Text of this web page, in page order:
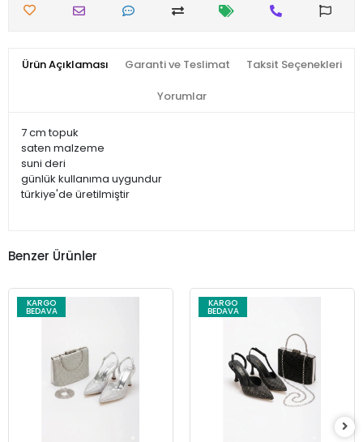
Ürün Açıklaması Garanti ve Teslimat Taksit Seçenekleri
Yorumlar
7 cm topuk
saten malzeme
suni deri
günlük kullanıma uygundur
türkiye'de üretilmiştir
Benzer Ürünler
KARGO
BEDAVA
KARGO
BEDAVA